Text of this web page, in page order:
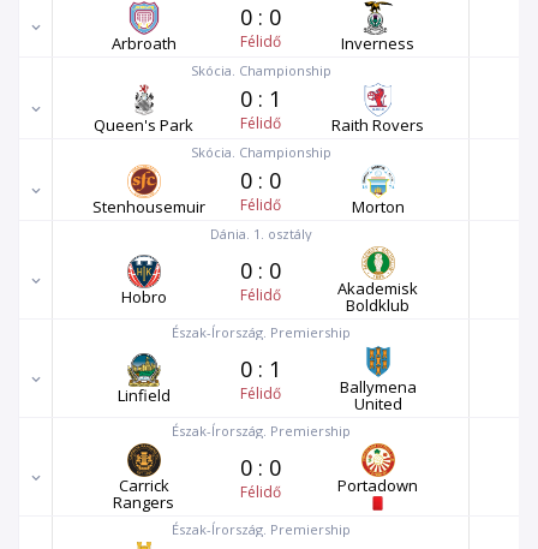
Arbroath
0 : 0
Félidő Inverness
Skócia. Championship
Queen's Park
0 : 1
Félidő Raith Rovers
Skócia. Championship
Stenhousemuir
0 : 0
Félidő Morton
Dánia. 1. osztály
Hobro
0 : 0
Félidő Akademisk
Boldklub
Észak-Írország. Premiership
Linfield
0 : 1
Félidő Ballymena
United
Észak-Írország. Premiership
Carrick
Rangers
0 : 0
Félidő Portadown
Észak-Írország. Premiership